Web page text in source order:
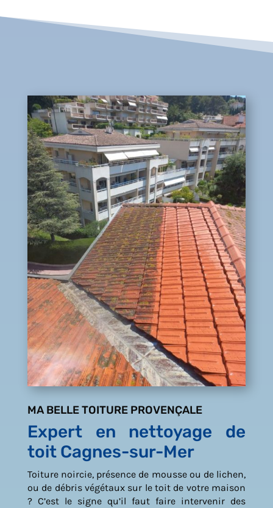
MA BELLE TOITURE PROVENÇALE
Expert en nettoyage de
toit Cagnes-sur-Mer
Toiture noircie, présence de mousse ou de lichen,
ou de débris végétaux sur le toit de votre maison
? C’est le signe qu’il faut faire intervenir des